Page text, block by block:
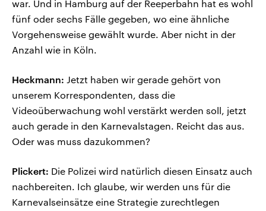
war. Und in Hamburg auf der Reeperbahn hat es wohl
fünf oder sechs Fälle gegeben, wo eine ähnliche
Vorgehensweise gewählt wurde. Aber nicht in der
Anzahl wie in Köln.
Heckmann: Jetzt haben wir gerade gehört von
unserem Korrespondenten, dass die
Videoüberwachung wohl verstärkt werden soll, jetzt
auch gerade in den Karnevalstagen. Reicht das aus.
Oder was muss dazukommen?
Plickert: Die Polizei wird natürlich diesen Einsatz auch
nachbereiten. Ich glaube, wir werden uns für die
Karnevalseinsätze eine Strategie zurechtlegen